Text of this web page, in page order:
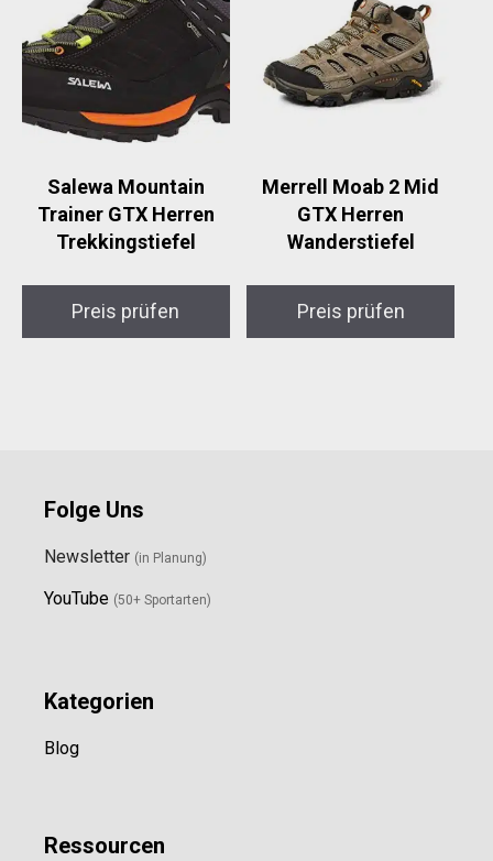
Salewa Mountain
Trainer GTX Herren
Trekkingstiefel
Preis prüfen
Merrell Moab 2 Mid
GTX Herren
Wanderstiefel
Preis prüfen
Folge Uns
Newsletter (in Planung)
YouTube (50+ Sportarten)
Kategorien
Blog
Ressourcen